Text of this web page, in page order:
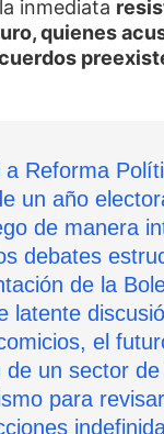
inmediata
quienes
Reforma
un año
de manera
debates
de la
latente
el
un sector
para